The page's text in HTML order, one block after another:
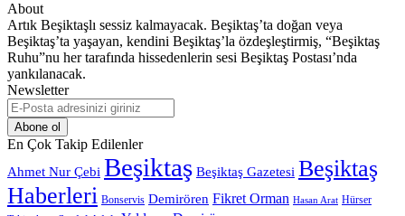
About
Artık Beşiktaşlı sessiz kalmayacak. Beşiktaş’ta doğan veya
Beşiktaş’ta yaşayan, kendini Beşiktaş’la özdeşleştirmiş, “Beşiktaş
Ruhu”nu her tarafında hissedenlerin sesi Beşiktaş Postası’nda
yankılanacak.
Newsletter
E-
Posta
adresinizi
giriniz
En Çok Takip Edilenler
Ahmet Nur Çebi Beşiktaş Beşiktaş Gazetesi Beşiktaş
Haberleri Bonservis Demirören Fikret Orman Hasan Arat Hürser